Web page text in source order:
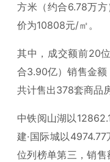
方米（约合6.78万
价为10808元/㎡。
其中，成交额前20
合3.90亿）销售金额
共计售出378套商品
中铁阅山湖以
建·国际城以
位列榜单第三，销